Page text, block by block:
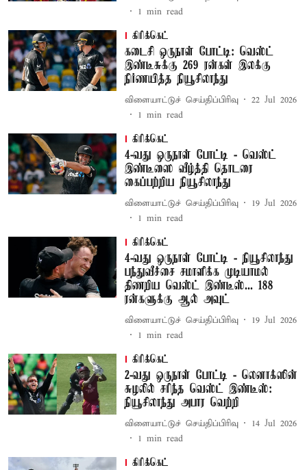
1 min read
கிரிக்கெட்
கடைசி ஒருநாள் போட்டி: வெஸ்ட்
இண்டீசுக்கு 269 ரன்கள் இலக்கு
நிர்ணயித்த நியூசிலாந்து
விளையாட்டுச் செய்திப்பிரிவு
22 Jul 2026
1 min read
கிரிக்கெட்
4-வது ஒருநாள் போட்டி - வெஸ்ட்
இண்டீஸை வீழ்த்தி தொடரை
கைப்பற்றிய நியூசிலாந்து
விளையாட்டுச் செய்திப்பிரிவு
19 Jul 2026
1 min read
கிரிக்கெட்
4-வது ஒருநாள் போட்டி - நியூசிலாந்து
பந்துவீச்சை சமாளிக்க முடியாமல்
திணறிய வெஸ்ட் இண்டீஸ்... 188
ரன்களுக்கு ஆல் அவுட்
விளையாட்டுச் செய்திப்பிரிவு
19 Jul 2026
1 min read
கிரிக்கெட்
2-வது ஒருநாள் போட்டி - லெனாக்ஸின்
சுழலில் சரிந்த வெஸ்ட் இண்டீஸ்:
நியூசிலாந்து அபார வெற்றி
விளையாட்டுச் செய்திப்பிரிவு
14 Jul 2026
1 min read
கிரிக்கெட்